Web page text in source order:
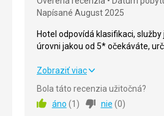
Napísané August 2025
Hotel odpovídá klasifikaci,
úrovni jakou od 5* očekáváte,
Hotel odpovídá klasifikaci, služby
Strava
Zobraziť viac
Bola táto recenzia užitočná?
áno (1 ) nie (0)